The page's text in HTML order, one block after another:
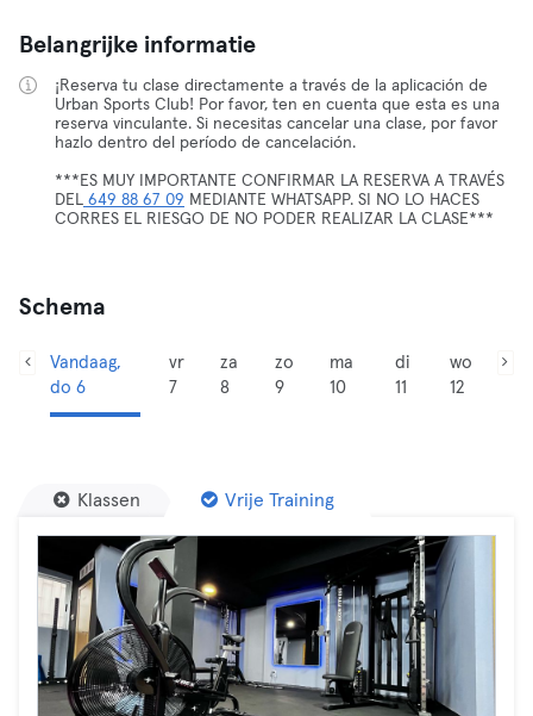
Belangrijke informatie
¡Reserva tu clase directamente a través de la aplicación de
Urban Sports Club! Por favor, ten en cuenta que esta es una
reserva vinculante. Si necesitas cancelar una clase, por favor
hazlo dentro del período de cancelación.
***ES MUY IMPORTANTE CONFIRMAR LA RESERVA A TRAVÉS
DEL 649 88 67 09 MEDIANTE WHATSAPP. SI NO LO HACES
CORRES EL RIESGO DE NO PODER REALIZAR LA CLASE***
Schema
Vandaag,
do 6
vr
7
za
8
zo
9
ma
10
di
11
wo
12
Klassen Vrije Training